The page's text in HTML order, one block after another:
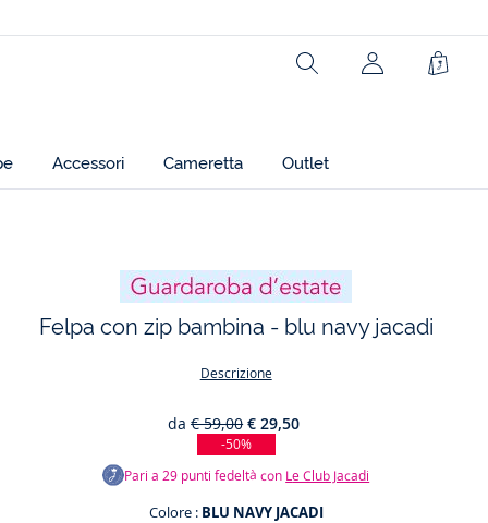
Rechercher
Accessori Cameretta Outlet
Felpa con zip bambina - blu navy jacadi
Descrizione
da € 59,00 € 29,50
-50%
Pari a29 punti fedeltà con Le Club Jacadi
Colore : BLU NAVY JACADI